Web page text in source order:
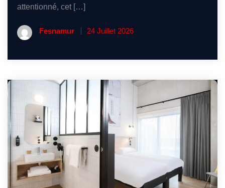
attentionné, cet […]
Fesnamur 24 Juillet 2026